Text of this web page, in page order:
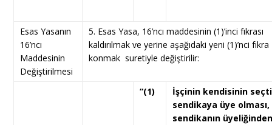
Esas Yasanın
16’ncı
Maddesinin
Değiştirilmesi
5. Esas Yasa, 16’ncı maddesinin (1)’inci fıkrası
kaldırılmak ve yerine aşağıdaki yeni (1)’nci fıkra
konmak suretiyle değiştirilir:
“(1)
İşçinin kendisinin
sendikaya üye
sendikanın üyeliğinden